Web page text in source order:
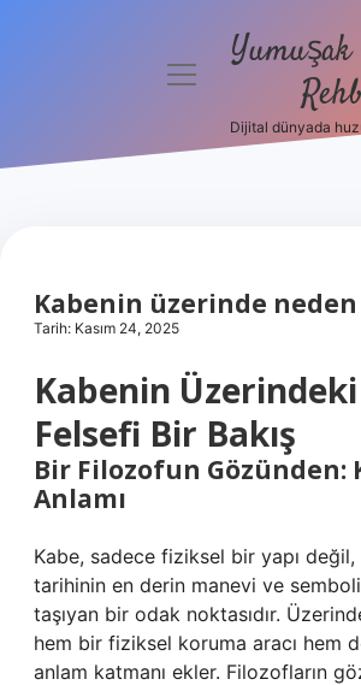
menüyüYumuşak
Dijital dünyada
Kabenin üzerinde
Tarih: Kasım 24, 2025
Kabenin
Felsefi Bir Bakış
Bir Filozofun Gözünden:
Anlamı
Kabe, sadece fiziksel bir yapı değil,
tarihinin en derin manevi ve
taşıyan bir odak noktasıdır.
hem bir fiziksel koruma aracı hem
anlam katmanı ekler. Filozofların